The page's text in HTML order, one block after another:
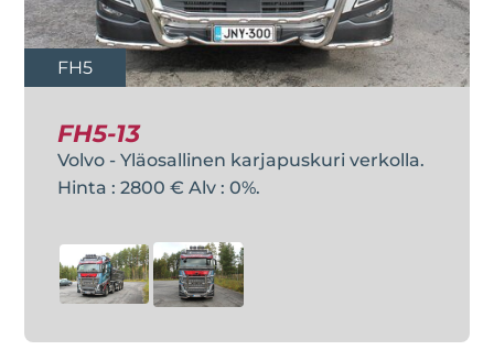
FH5
FH5-13
Volvo - Yläosallinen karjapuskuri verkolla.
Hinta : 2800 € Alv : 0%.